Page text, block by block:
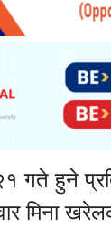
गते हुने
मिना